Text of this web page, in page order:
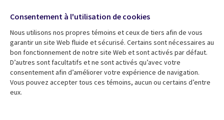
Ressources
Library
Articles
Support
réseaux
Social
Media
MAROC
Consentement à l'utilisation de cookies
Nous utilisons nos propres témoins et ceux de tiers afin de vous
garantir un site Web fluide et sécurisé. Certains sont nécessaires au
bon fonctionnement de notre site Web et sont activés par défaut.
D’autres sont facultatifs et ne sont activés qu’avec votre
consentement afin d’améliorer votre expérience de navigation.
Vous pouvez accepter tous ces témoins, aucun ou certains d’entre
eux.